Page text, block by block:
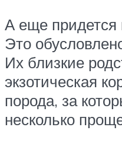
А еще придется
Это
Их близкие
экзотическая
порода, за
несколько